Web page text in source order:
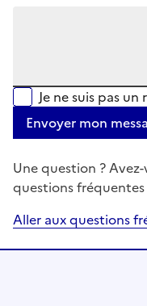
Je ne suis pas
Envoyer mon
Une question ?
questions fréquentes
Aller aux questions